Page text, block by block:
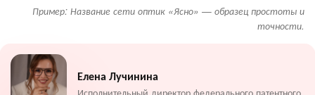
Пример: Название сети оптик «Ясно» — образец простоты и
точности.
Елена Лучинина
Исполнительный директор федерального патентного